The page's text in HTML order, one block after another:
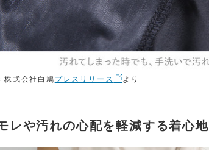
株式会社白鳩 プレスリリース より
レや汚れの心配を軽減する着心地